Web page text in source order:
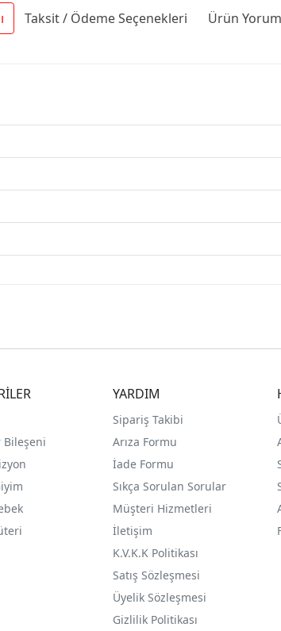
Taksit / Ödeme Seçenekleri Ürün
Bileşeni
YARDIM
Sipariş Takibi
Arıza Formu
İade Formu
Sıkça Sorulan Sorular
Müşteri Hizmetleri
İletişim
K.V.K.K Politikası
Satış Sözleşmesi
Üyelik Sözleşmesi
Gizlilik Politikası